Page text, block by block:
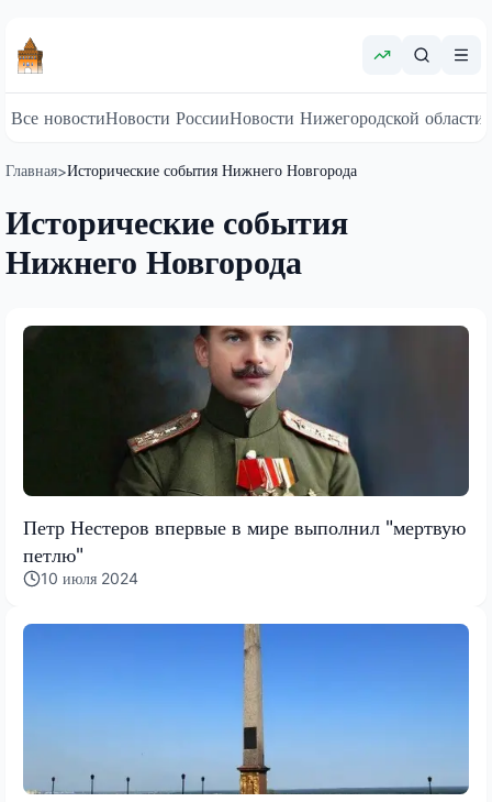
Все новостиНовости РоссииНовости Нижегородской области
Главная>Исторические события Нижнего Новгорода
Исторические события
Нижнего Новгорода
Петр Нестеров впервые в мире выполнил "мертвую
петлю"
10 июля 2024